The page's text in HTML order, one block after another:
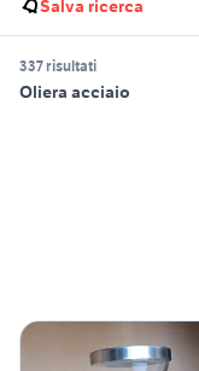
Salva ricerca
337 risultati
Oliera acciaio